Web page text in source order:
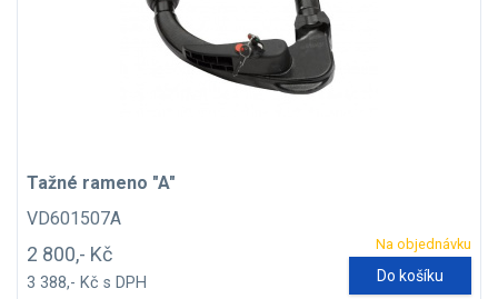
Tažné rameno "A"
VD601507A
Na objednávku
2 800,- Kč
3 388,- Kč s DPH Do košíku